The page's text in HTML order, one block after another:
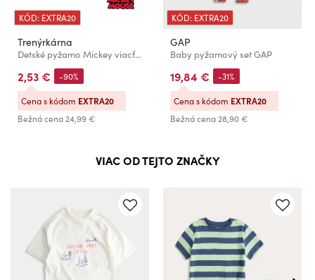
KÓD: EXTRA20
Trenýrkárna
Detské pyžamo Mickey viacfarebné (39029/red)
2,53 €
Bežná cena24,99 €
-90%
Cena s kódom EXTRA20
KÓD: EXTRA20
GAP
Baby pyžamový set GAP
19,84 €
Bežná cena28,90 €
-31%
Cena s kódom EXTRA20
VIAC OD TEJTO ZNAČKY